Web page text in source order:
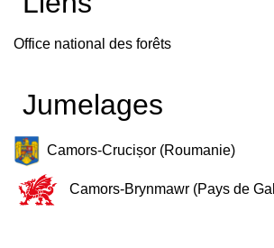
Office national des forêts
Jumelages
Camors-Crucișor (Roumanie)
Camors-Brynmawr (Pays de